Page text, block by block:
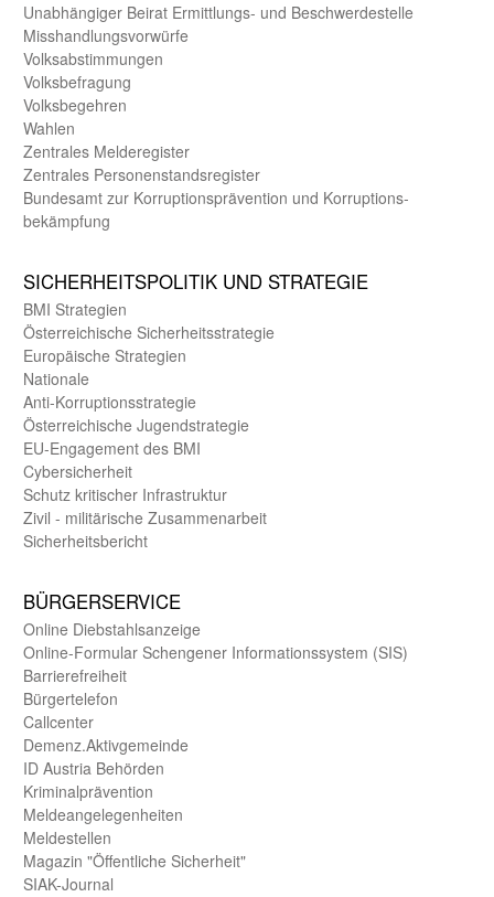
Unab­hängiger Beirat Ermittlungs- und Beschwerde­stelle
Misshandlungs­vorwürfe
Volks­abstimmungen
Volks­befragung
Volks­begehren
Wahlen
Zentrales Melde­register
Zentrales Personen­stands­register
Bundes­amt zur Korrup­tions­prävention und Korrup­tions­
bekämpfung
SICHER­HEITS­POLITIK UND STRATEGIE
BMI Strategien
Öster­reichische Sicherheits­strategie
Europäische Strategien
Nationale
Anti-Korruptions­strategie
Öster­reichische Jugend­strategie
EU-Engagement des BMI
Cybersicherheit
Schutz kritischer Infra­struktur
Zivil - militärische Zusammen­arbeit
Sicherheits­bericht
BÜRGER­SERVICE
Online Diebstahls­anzeige
Online-Formular Schengener Informationssystem (SIS)
Barriere­freiheit
Bürger­telefon
Call­center
Demenz.Aktiv­gemeinde
ID Austria Behörden
Kriminal­prävention
Melde­an­ge­le­gen­heiten
Meld­estellen
Magazin "Öffentliche Sicherheit"
SIAK-Journal